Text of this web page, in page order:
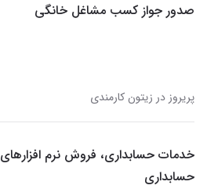
صدور جواز کسب مشاغل خانگی
پریروز در زیتون کارمندی
خدمات حسابداری، فروش نرم افزارهای
حسابداری